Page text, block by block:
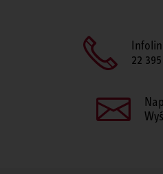
22